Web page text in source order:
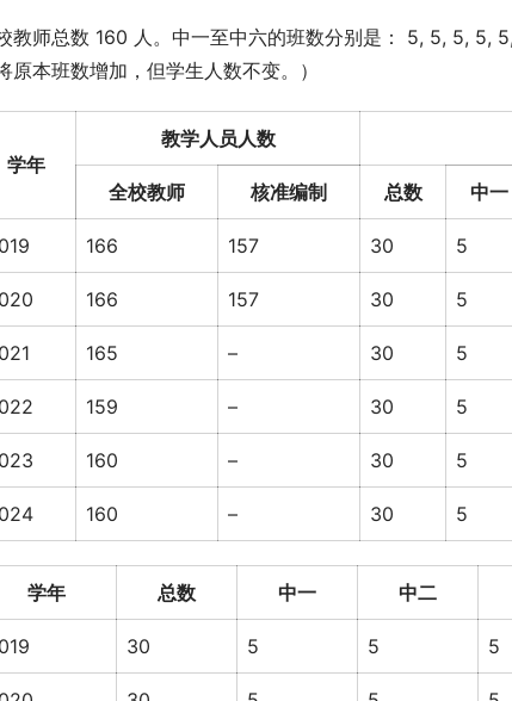
教师总数 160 人。中一至中六的班数分别是： 5, 5, 5, 5,
原本班数增加，但学生人数不变。）
学年
教学人员人数
全校教师 核准编制 总数 中一
166 157 30 5
166 157 30 5
165 – 30 5
159 – 30 5
160 – 30 5
160 – 30 5
学年 总数 中一 中二
30 5 5 5